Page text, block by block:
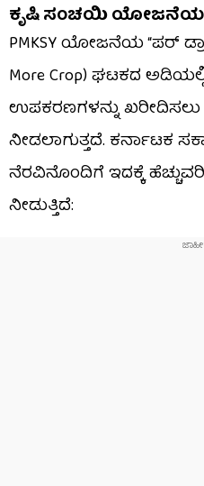
ಕೃಷಿ ಸಂಚಯಿ
PMKSY ಯೋಜನೆಯ “ಪರ್
More Crop) ಘಟಕದ
ಉಪಕರಣಗಳನ್ನು ಖರೀದಿಸಲು
ನೀಡಲಾಗುತ್ತದೆ. ಕರ್ನಾಟಕ
ನೆರವಿನೊಂದಿಗೆ ಇದಕ್ಕೆ
ನೀಡುತ್ತಿದೆ: